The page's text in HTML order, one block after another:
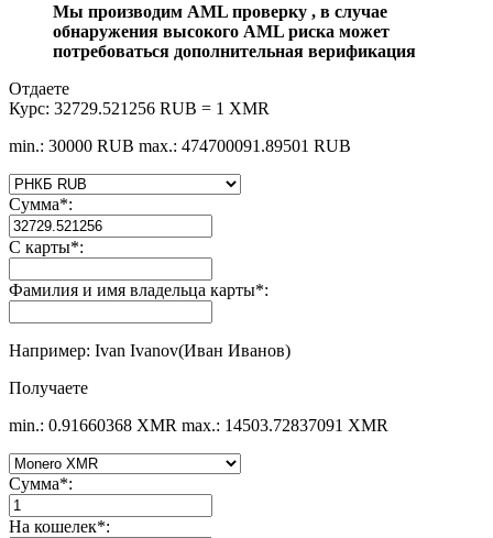
Мы производим AML проверку , в случае
обнаружения высокого AML риска может
потребоваться дополнительная верификация
Отдаете
Курс: 32729.521256 RUB = 1 XMR
min.: 30000 RUB max.: 474700091.89501 RUB
Сумма*:
С карты*:
Фамилия и имя владельца карты*:
Например: Ivan Ivanov(Иван Иванов)
Получаете
min.: 0.91660368 XMR max.: 14503.72837091 XMR
Сумма*:
На кошелек*: